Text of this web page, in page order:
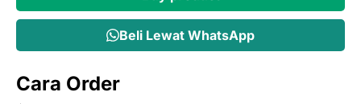
Beli Lewat WhatsApp
Cara Order